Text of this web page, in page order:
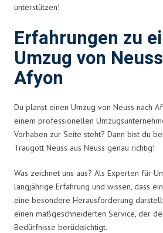
unterstützen!
Erfahrungen zu
Umzug von
Afyon
Du planst einen Umzug von Neuss nach
einem professionellen
Vorhaben zur Seite steht? Dann bist du
Traugott Neuss aus Neuss genau richtig!
Was zeichnet uns aus? Als Experten für
langjährige Erfahrung und wissen, dass
eine besondere Herausforderung
einen maßgeschneiderten Service, der
Bedürfnisse berücksichtigt.